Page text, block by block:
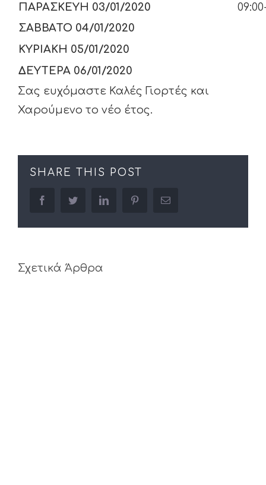
ΠΑΡΑΣΚΕΥΗ 03/01/2020
ΣΑΒΒΑΤΟ 04/01/2020
ΚΥΡΙΑΚΗ 05/01/2020
ΔΕΥΤΕΡΑ 06/01/2020
Σας ευχόμαστε Καλές Γιορτές και
Χαρούμενο το νέο έτος.
SHARE THIS POST
facebooktwitter linkedin pinterestEmail
Σχετικά Άρθρα